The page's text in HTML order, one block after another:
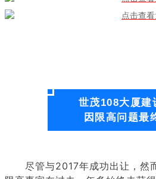
世茂108大厦建
因限高问题最
尽管与2017年成功出让，然